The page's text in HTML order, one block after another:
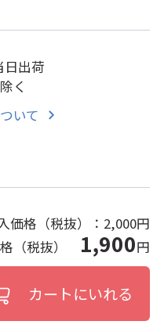
日出荷
く
いて
価格（税抜）： 2,000円
（税抜） 1,900円